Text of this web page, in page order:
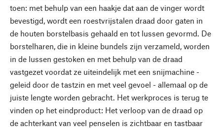
toen: met behulp van een haakje dat aan de vinger wordt
bevestigd, wordt een roestvrijstalen draad door gaten in
de houten borstelbasis gehaald en tot lussen gevormd. De
borstelharen, die in kleine bundels zijn verzameld, worden
in de lussen gestoken en met behulp van de draad
vastgezet voordat ze uiteindelijk met een snijmachine -
geleid door de tastzin en met veel gevoel - allemaal op de
juiste lengte worden gebracht. Het werkproces is terug te
vinden op het eindproduct: Het verloop van de draad op
de achterkant van veel penselen is zichtbaar en tastbaar